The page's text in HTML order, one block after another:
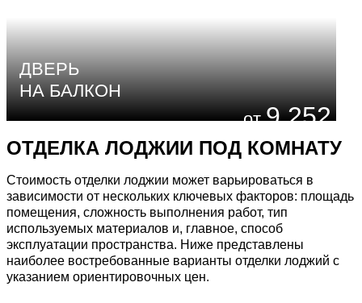
ДВЕРЬ
НА БАЛКОН
9 252
ОТДЕЛКА ЛОДЖИИ ПОД КОМНАТУ
Стоимость отделки лоджии может варьироваться в
зависимости от нескольких ключевых факторов: площадь
помещения, сложность выполнения работ, тип
используемых материалов и, главное, способ
эксплуатации пространства. Ниже представлены
наиболее востребованные варианты отделки лоджий с
указанием ориентировочных цен.